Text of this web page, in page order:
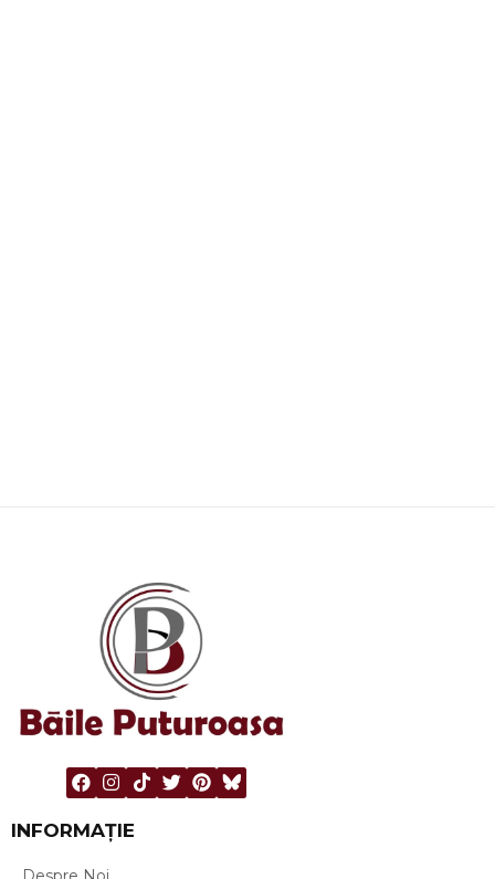
INFORMAȚIE